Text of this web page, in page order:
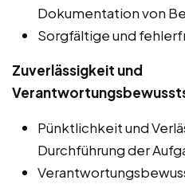
Dokumentation von
Sorgfältige und
Zuverlässigkeit und
Pünktlichkeit und
Durchführung der